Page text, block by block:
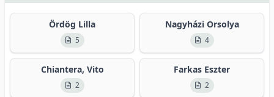
Ördög Lilla
5
Nagyházi Orsolya
4
Chiantera, Vito
2
Farkas Eszter
2